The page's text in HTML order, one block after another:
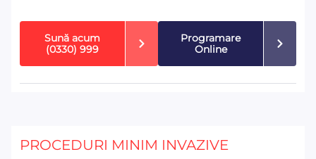
Sună acum
(0330) 999
Programare
Online
PROCEDURI MINIM INVAZIVE